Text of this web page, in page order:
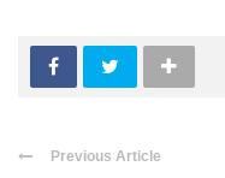
Previous Article